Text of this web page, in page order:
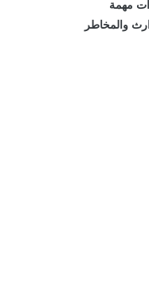
مهمة
والمخاطر